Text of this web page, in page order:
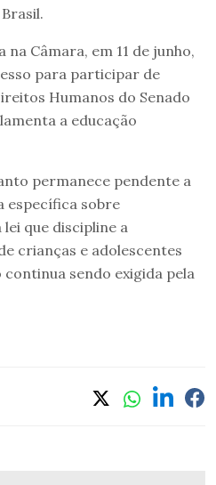
na Câmara, em 11 de junho,
para participar de
Humanos do Senado
a educação
permanece pendente a
específica sobre
que discipline a
crianças e adolescentes
sendo exigida pela